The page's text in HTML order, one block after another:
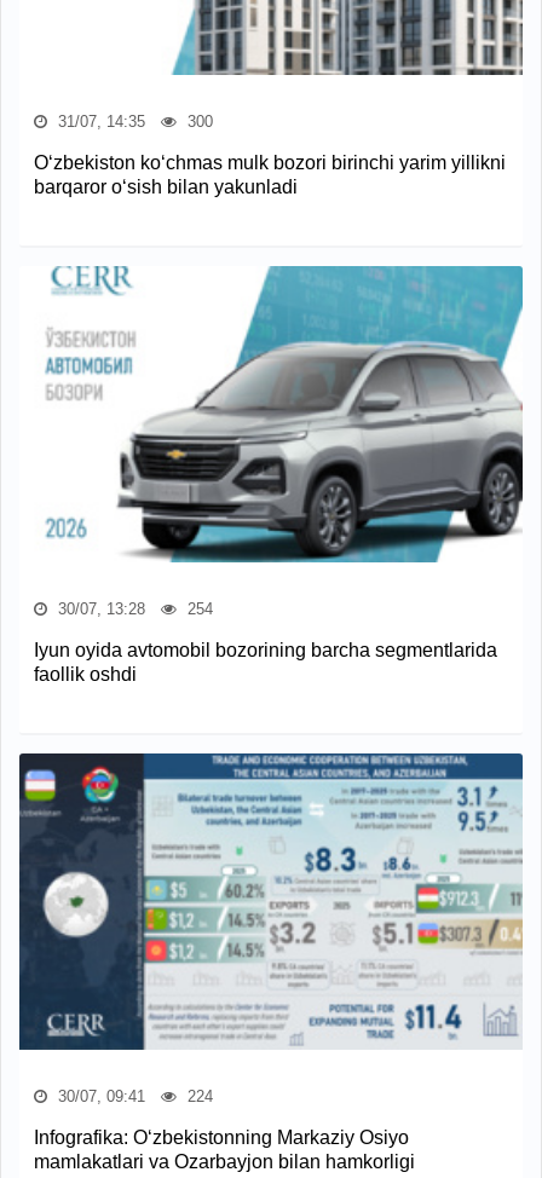
31/07, 14:35 300
O‘zbekiston ko‘chmas mulk bozori birinchi yarim yillikni
barqaror o‘sish bilan yakunladi
30/07, 13:28 254
Iyun oyida avtomobil bozorining barcha segmentlarida
faollik oshdi
30/07, 09:41 224
Infografika: O‘zbekistonning Markaziy Osiyo
mamlakatlari va Ozarbayjon bilan hamkorligi